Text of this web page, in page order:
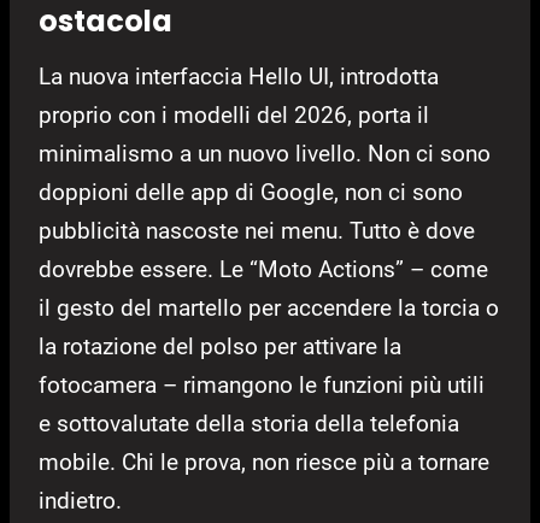
ostacola
La nuova interfaccia Hello UI, introdotta
proprio con i modelli del 2026, porta il
minimalismo a un nuovo livello. Non ci sono
doppioni delle app di Google, non ci sono
pubblicità nascoste nei menu. Tutto è dove
dovrebbe essere. Le “Moto Actions” – come
il gesto del martello per accendere la torcia o
la rotazione del polso per attivare la
fotocamera – rimangono le funzioni più utili
e sottovalutate della storia della telefonia
mobile. Chi le prova, non riesce più a tornare
indietro.